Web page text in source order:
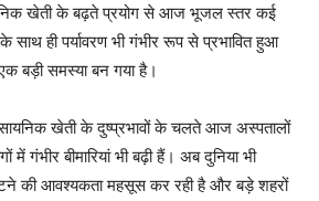
खेती के बढ़ते प्रयोग से आज भूजल स्तर कई
ही पर्यावरण भी गंभीर रूप से प्रभावित हुआ
बड़ी समस्या बन गया है।
खेती के दुष्प्रभावों के चलते आज अस्पतालों
में गंभीर बीमारियां भी बढ़ी हैं। अब दुनिया भी
की आवश्यकता महसूस कर रही है और बड़े शहरों